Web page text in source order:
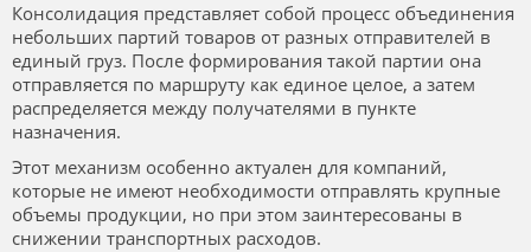
Консолидация представляет собой процесс объединения
небольших партий товаров от разных отправителей в
единый груз. После формирования такой партии она
отправляется по маршруту как единое целое, а затем
распределяется между получателями в пункте
назначения.
Этот механизм особенно актуален для компаний,
которые не имеют необходимости отправлять крупные
объемы продукции, но при этом заинтересованы в
снижении транспортных расходов.